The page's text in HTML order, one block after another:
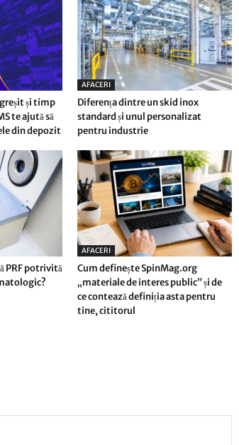
și timp
te ajută să
din depozit
AFACERI
Diferența dintre un skid inox
standard și unul personalizat
pentru industrie
PRF potrivită
AFACERI
Cum definește SpinMag.org
„materiale de interes public” și de
ce contează definiția asta pentru
tine, cititorul